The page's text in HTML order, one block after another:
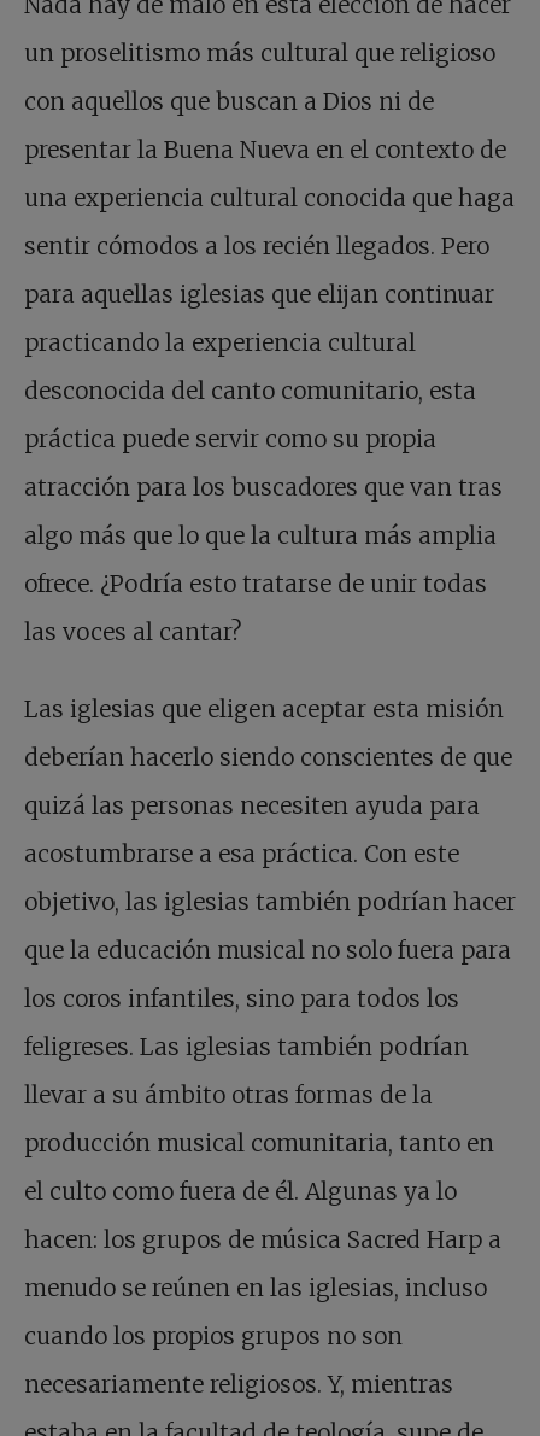
un proselitismo más cultural que religioso
con aquellos que buscan a Dios ni de
presentar la Buena Nueva en el contexto de
una experiencia cultural conocida que haga
sentir cómodos a los recién llegados. Pero
para aquellas iglesias que elijan continuar
practicando la experiencia cultural
desconocida del canto comunitario, esta
práctica puede servir como su propia
atracción para los buscadores que van tras
algo más que lo que la cultura más amplia
ofrece. ¿Podría esto tratarse de unir todas
las voces al cantar?
Las iglesias que eligen aceptar esta misión
deberían hacerlo siendo conscientes de que
quizá las personas necesiten ayuda para
acostumbrarse a esa práctica. Con este
objetivo, las iglesias también podrían hacer
que la educación musical no solo fuera para
los coros infantiles, sino para todos los
feligreses. Las iglesias también podrían
llevar a su ámbito otras formas de la
producción musical comunitaria, tanto en
el culto como fuera de él. Algunas ya lo
hacen: los grupos de música Sacred Harp a
menudo se reúnen en las iglesias, incluso
cuando los propios grupos no son
necesariamente religiosos. Y, mientras